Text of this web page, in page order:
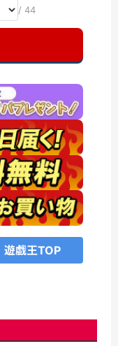
/ 44
遊戯王TOP